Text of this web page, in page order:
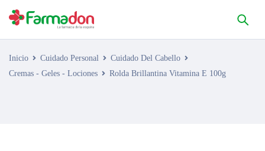
Inicio Cuidado Personal
Cuidado Del Cabello
Cremas - Geles - Lociones
Rolda Brillantina Vitamina E 100g